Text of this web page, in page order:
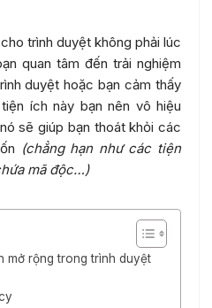
trình duyệt không phải lúc
quan tâm đến trải nghiệm
duyệt hoặc bạn cảm thấy
ích này bạn nên vô hiệu
sẽ giúp bạn thoát khỏi các
(chẳng hạn như các tiện
mã độc…)
mở rộng trong trình duyệt